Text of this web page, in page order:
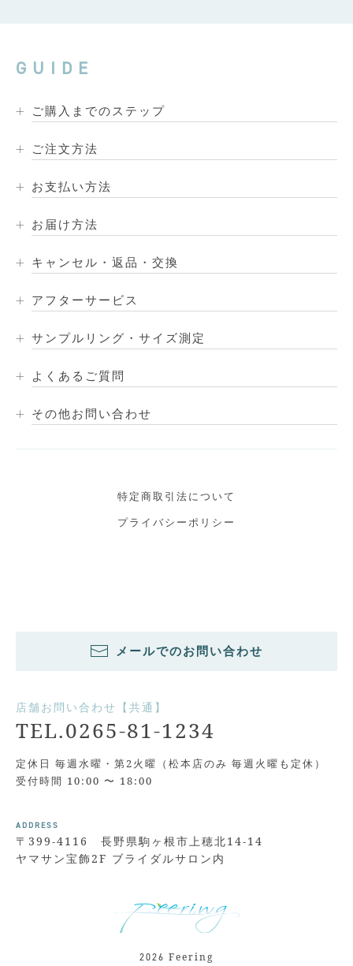
GUIDE
ご購入までのステップ
ご注文方法
お支払い方法
お届け方法
キャンセル・返品・交換
アフターサービス
サンプルリング・サイズ測定
よくあるご質問
その他お問い合わせ
特定商取引法について
プライバシーポリシー
メールでのお問い合わせ
店舗お問い合わせ【共通】
TEL.0265-81-1234
定休日 毎週水曜・第2火曜（松本店のみ 毎週火曜も定休）
受付時間 10:00 〜 18:00
ADDRESS
〒399-4116 長野県駒ヶ根市上穂北14-14
ヤマサン宝飾2F ブライダルサロン内
2026 Feering